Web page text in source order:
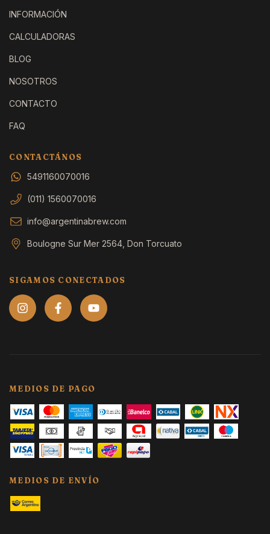
INFORMACIÓN
CALCULADORAS
BLOG
NOSOTROS
CONTACTO
FAQ
CONTACTÁNOS
5491160070016
(011) 1560070016
info@argentinabrew.com
Boulogne Sur Mer 2564, Don Torcuato
SIGAMOS CONECTADOS
MEDIOS DE PAGO
MEDIOS DE ENVÍO